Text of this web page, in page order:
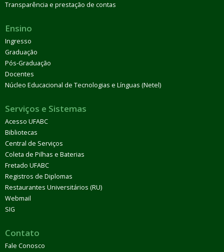
Transparência e prestação de contas
Ensino
Ingresso
Graduação
Pós-Graduação
Docentes
Núcleo Educacional de Tecnologias e Línguas (Netel)
Serviços e Sistemas
Acesso UFABC
Bibliotecas
Central de Serviços
Coleta de Pilhas e Baterias
Fretado UFABC
Registros de Diplomas
Restaurantes Universitários (RU)
Webmail
SIG
Contato
Fale Conosco